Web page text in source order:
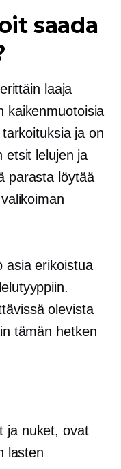
saada
laaja
kaikenmuotoisia
ja on
etsit lelujen ja
parasta löytää
asia erikoistua
olevista
tämän hetken
ja nuket, ovat
lasten